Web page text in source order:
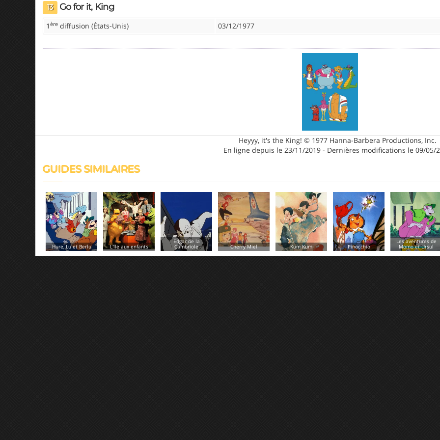
13 Go for it, King
1 ère diffusion (États-Unis) 03/12/1977
Heyyy, it's the King! © 1977 Hanna-Barbera Productions, Inc.
En ligne depuis le 23/11/2019 - Dernières modifications le 09/05/
GUIDES SIMILAIRES
L'île aux enfants
Edgar de la
Cambriole Cherry Miel Kum Kum Pinocchio
Les aventures de
Momo et Ursul L'impossible shérif